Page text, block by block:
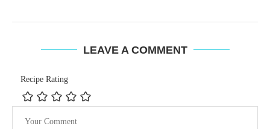
LEAVE A COMMENT
Recipe Rating